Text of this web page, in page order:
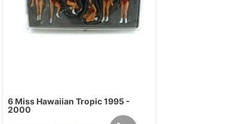
6 Miss Hawaiian Tropic 1995 -
2000